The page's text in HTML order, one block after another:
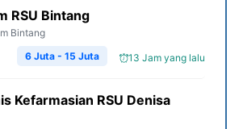
RSU Bintang
Bintang
13 Jam yang lalu
6 Juta - 15 Juta
Kefarmasian RSU Denisa